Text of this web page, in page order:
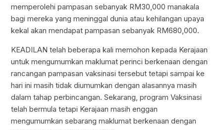
memperolehi pampasan sebanyak RM30,000 manakala
bagi mereka yang meninggal dunia atau kehilangan upaya
kekal akan mendapat pampasan sebanyak RM680,000.
KEADILAN telah beberapa kali memohon kepada Kerajaan
untuk mengumumkan maklumat perinci berkenaan dengan
rancangan pampasan vaksinasi tersebut tetapi sampai ke
hari ini masih tidak diumumkan dengan alasannya masih
dalam tahap perbincangan. Sekarang, program Vaksinasi
telah bermula tetapi Kerajaan masih enggan
mengumumkan sebarang maklumat berkenaan dengan